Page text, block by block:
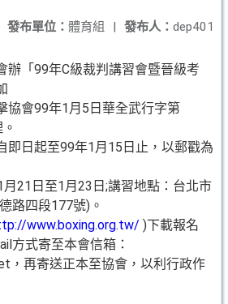
發布人： dep401
發布單位： 體育組 |
辦「99年C級裁判講習會暨晉級考
協會99年1月5日華全武行字第
即日起至99年1月15日止，以郵戳為
21日至1月23日;講習地點：台北市
路四段177號)。
www.boxing.org.tw/ )下載報名
方式寄至本會信箱：
，再寄送正本至協會，以利行政作